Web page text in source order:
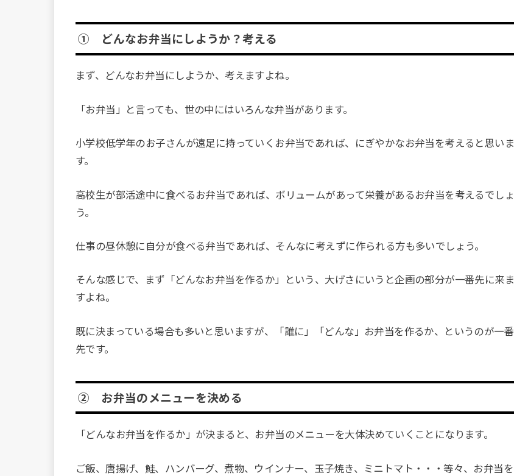
① どんなお弁当にしようか？考える
まず、どんなお弁当にしようか、考えますよね。
「お弁当」と言っても、世の中にはいろんな弁当があります。
小学校低学年のお子さんが遠足に持っていくお弁当であれば、にぎやかなお弁当を考えると思いま
す。
高校生が部活途中に食べるお弁当であれば、ボリュームがあって栄養があるお弁当を考えるでしょ
う。
仕事の昼休憩に自分が食べる弁当であれば、そんなに考えずに作られる方も多いでしょう。
そんな感じで、まず「どんなお弁当を作るか」という、大げさにいうと企画の部分が一番先に来ま
すよね。
既に決まっている場合も多いと思いますが、「誰に」「どんな」お弁当を作るか、というのが一番
先です。
② お弁当のメニューを決める
「どんなお弁当を作るか」が決まると、お弁当のメニューを大体決めていくことになります。
ご飯、唐揚げ、鮭、ハンバーグ、煮物、ウインナー、玉子焼き、ミニトマト・・・等々、お弁当を